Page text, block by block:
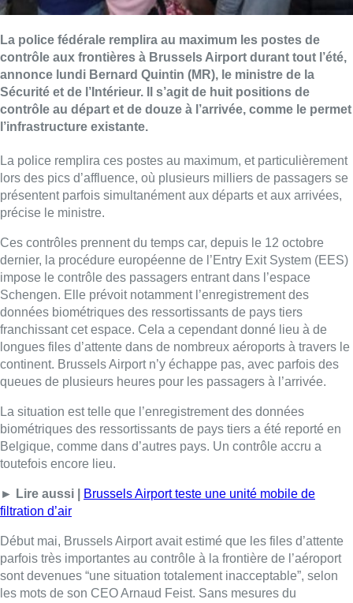
La police fédérale remplira au maximum les postes de
contrôle aux frontières à Brussels Airport durant tout l’été,
annonce lundi Bernard Quintin (MR), le ministre de la
Sécurité et de l’Intérieur. Il s’agit de huit positions de
contrôle au départ et de douze à l’arrivée, comme le permet
l’infrastructure existante.
La police remplira ces postes au maximum, et particulièrement
lors des pics d’affluence, où plusieurs milliers de passagers se
présentent parfois simultanément aux départs et aux arrivées,
précise le ministre.
Ces contrôles prennent du temps car, depuis le 12 octobre
dernier, la procédure européenne de l’Entry Exit System (EES)
impose le contrôle des passagers entrant dans l’espace
Schengen. Elle prévoit notamment l’enregistrement des
données biométriques des ressortissants de pays tiers
franchissant cet espace. Cela a cependant donné lieu à de
longues files d’attente dans de nombreux aéroports à travers le
continent. Brussels Airport n’y échappe pas, avec parfois des
queues de plusieurs heures pour les passagers à l’arrivée.
La situation est telle que l’enregistrement des données
biométriques des ressortissants de pays tiers a été reporté en
Belgique, comme dans d’autres pays. Un contrôle accru a
toutefois encore lieu.
► Lire aussi |
Brussels Airport teste une unité mobile de
filtration d’air
Début mai, Brussels Airport avait estimé que les files d’attente
parfois très importantes au contrôle à la frontière de l’aéroport
sont devenues “une situation totalement inacceptable”, selon
les mots de son CEO Arnaud Feist. Sans mesures du